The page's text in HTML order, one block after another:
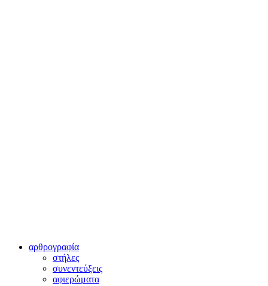
αρθρογραφία
στήλες
συνεντεύξεις
αφιερώματα